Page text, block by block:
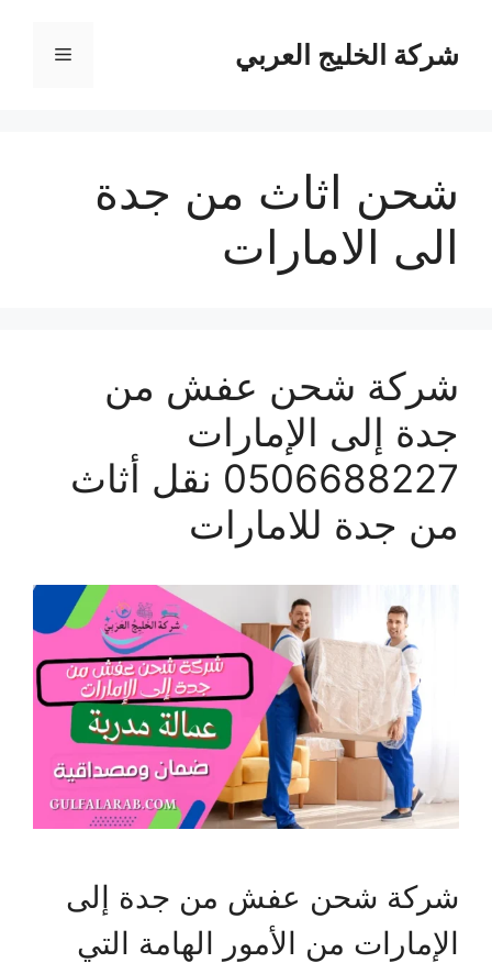
المحتوىشركة الخليج العربي القائمة
شحن اثاث من جدة
الى الامارات
شركة شحن عفش من
جدة إلى الإمارات
0506688227 نقل أثاث
من جدة للامارات
شركة شحن عفش من جدة إلى
الإمارات من الأمور الهامة التي